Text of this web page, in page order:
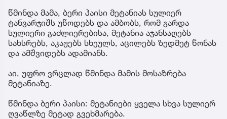
წმინდა მამა, ბერი პაისი მეტანიას სულიერ
ტანვარჯიშს უწოდებს და ამბობს, რომ გარდა
სულიერი გაძლიერებისა, მეტანია აჯანსაღებს
სახსრებს, აკაჟებს სხეულს, აცილებს ზედმეტ წონას
და ამშვიდებს ადამიანს.
აი, უფრო ვრცლად წმინდა მამის მოსაზრება
მეტანიაზე.
წმინდა ბერი პაისი: მეტანიები ყველა სხვა სულიერ
ღვაწლზე მეტად გვეხმარება.